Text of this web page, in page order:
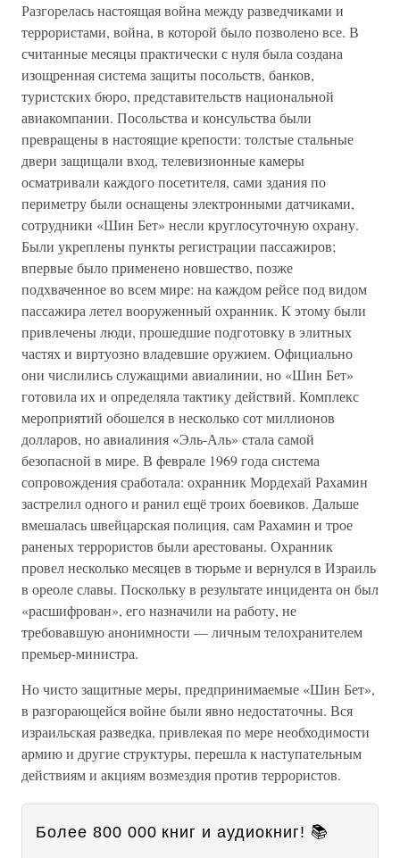
Разгорелась настоящая война между разведчиками и
террористами, война, в которой было позволено все. В
считанные месяцы практически с нуля была создана
изощренная система защиты посольств, банков,
туристских бюро, представительств национальной
авиакомпании. Посольства и консульства были
превращены в настоящие крепости: толстые стальные
двери защищали вход, телевизионные камеры
осматривали каждого посетителя, сами здания по
периметру были оснащены электронными датчиками,
сотрудники «Шин Бет» несли круглосуточную охрану.
Были укреплены пункты регистрации пассажиров;
впервые было применено новшество, позже
подхваченное во всем мире: на каждом рейсе под видом
пассажира летел вооруженный охранник. К этому были
привлечены люди, прошедшие подготовку в элитных
частях и виртуозно владевшие оружием. Официально
они числились служащими авиалинии, но «Шин Бет»
готовила их и определяла тактику действий. Комплекс
мероприятий обошелся в несколько сот миллионов
долларов, но авиалиния «Эль-Аль» стала самой
безопасной в мире. В феврале 1969 года система
сопровождения сработала: охранник Мордехай Рахамин
застрелил одного и ранил ещё троих боевиков. Дальше
вмешалась швейцарская полиция, сам Рахамин и трое
раненых террористов были арестованы. Охранник
провел несколько месяцев в тюрьме и вернулся в Израиль
в ореоле славы. Поскольку в результате инцидента он был
«расшифрован», его назначили на работу, не
требовавшую анонимности — личным телохранителем
премьер-министра.
Но чисто защитные меры, предпринимаемые «Шин Бет»,
в разгорающейся войне были явно недостаточны. Вся
израильская разведка, привлекая по мере необходимости
армию и другие структуры, перешла к наступательным
действиям и акциям возмездия против террористов.
Более 800 000 книг и аудиокниг! 📚